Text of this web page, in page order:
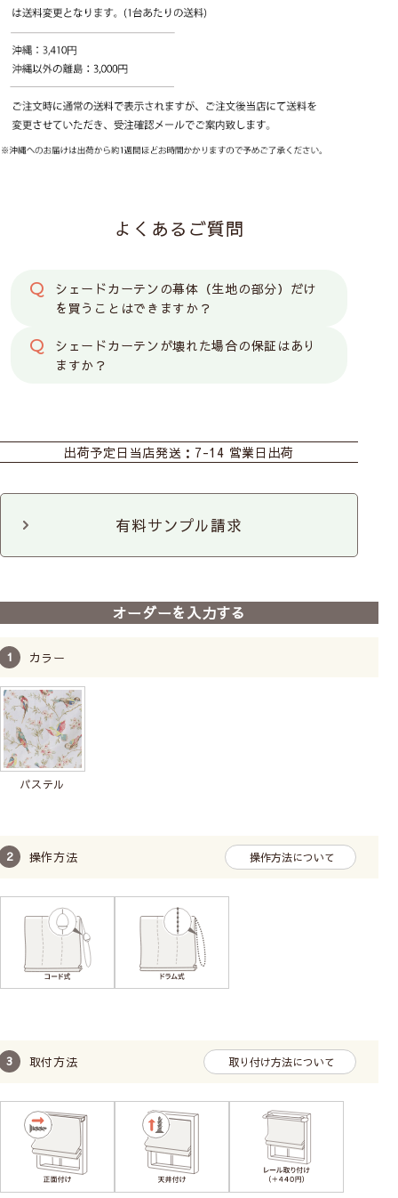
よくあるご質問
シェードカーテンの幕体（生地の部分）だけ
を買うことはできますか？
シェードカーテンが壊れた場合の保証はあり
ますか？
カフェ のれん ファブリックパネル
出荷予定日 当店発送：7-14 営業日出荷
有料サンプル請求
オーダーを入力する
カラー
パステル
操作方法 操作方法について
取付方法 取り付け方法について